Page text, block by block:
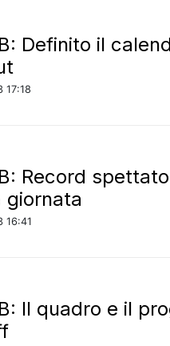
Definito il
17:18
Record
giornata
16:41
Il quadro e il